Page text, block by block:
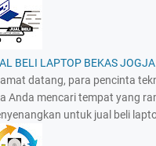
BELI LAPTOP BEKAS JOGJA
datang, para pencinta
Anda mencari tempat yang
untuk jual beli